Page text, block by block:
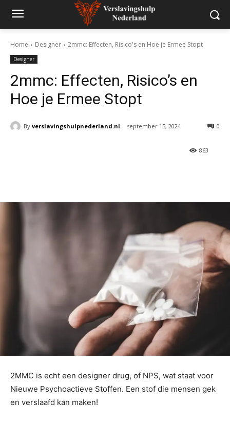
Home Designer 2mmc: Effecten, Risico's en Hoe je Ermee Stopt
Designer
2mmc: Effecten, Risico’s en
Hoe je Ermee Stopt
By verslavingshulpnederland.nl september 15, 2024 0
863
2MMC is echt een designer drug, of NPS, wat staat voor
Nieuwe Psychoactieve Stoffen. Een stof die mensen gek
en verslaafd kan maken!